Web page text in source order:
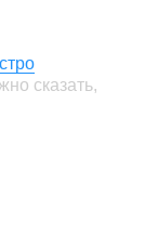
сказать,